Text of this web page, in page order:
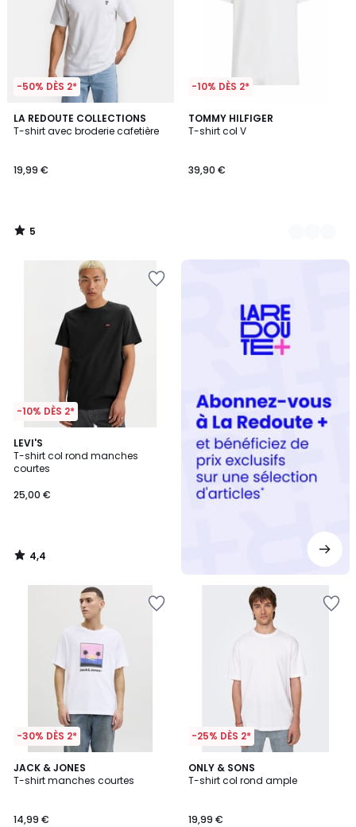
-50% DÈS 2*
LA REDOUTE COLLECTIONS
T-shirt avec broderie cafetière
19,99 €
5
/
5
/
-10% DÈS 2*
TOMMY HILFIGER
T-shirt col V
39,90 €
3
Couleurs
-10% DÈS 2*
LEVI'S
T-shirt col rond manches
courtes
25,00 €
4,4
/ 5
4,4
/
-30% DÈS 2*
JACK & JONES
T-shirt manches courtes
14,99 €
4
/
4
Couleurs
-25% DÈS 2*
ONLY & SONS
T-shirt col rond ample
19,99 €
4,9
/ 5
6
Couleurs